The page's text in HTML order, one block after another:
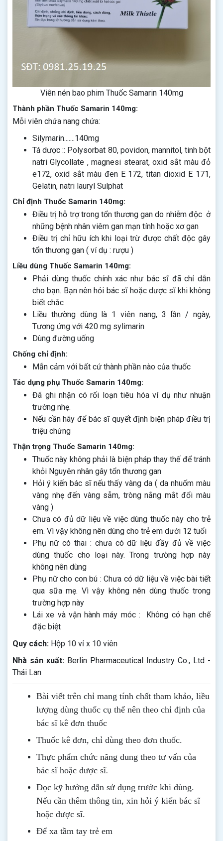
Viên nén bao phim Thuốc Samarin 140mg
Thành phần Thuốc Samarin 140mg:
Mỗi viên chứa nang chứa:
Silymarin.......140mg
Tá dược :: Polysorbat 80, povidon, mannitol, tinh bột
natri Glycollate , magnesi stearat, oxid sắt màu đỏ
e172, oxid sắt màu đen E 172, titan dioxid E 171,
Gelatin, natri lauryl Sulphat
Chỉ định Thuốc Samarin 140mg:
Điều trị hỗ trợ trong tổn thương gan do nhiễm độc ở
những bệnh nhân viêm gan mạn tính hoặc xơ gan
Điều trị chỉ hữu ích khi loại trừ được chất độc gây
tổn thương gan ( ví dụ : rượu )
Liều dùng Thuốc Samarin 140mg:
Phải dùng thuốc chính xác như bác sĩ đã chỉ dẫn
cho bạn. Bạn nên hỏi bác sĩ hoặc dược sĩ khi không
biết chắc
Liều thường dùng là 1 viên nang, 3 lần / ngày,
Tương ứng với 420 mg sylimarin
Dùng đường uống
Chống chỉ định:
Mẫn cảm với bất cứ thành phần nào của thuốc
Tác dụng phụ Thuốc Samarin 140mg:
Đã ghi nhận có rối loạn tiêu hóa ví dụ như nhuận
trường nhẹ.
Nếu cần hãy để bác sĩ quyết định biện pháp điều trị
triệu chứng
Thận trọng Thuốc Samarin 140mg:
Thuốc này không phải là biện pháp thay thế để tránh
khỏi Nguyên nhân gây tổn thương gan
Hỏi ý kiến bác sĩ nếu thấy vàng da ( da nhuốm màu
vàng nhẹ đến vàng sẫm, tròng nắng mắt đổi màu
vàng )
Chưa có đủ dữ liệu về việc dùng thuốc này cho trẻ
em. Vì vậy không nên dùng cho trẻ em dưới 12 tuổi
Phụ nữ có thai : chưa có dữ liệu đầy đủ về việc
dùng thuốc cho loại này. Trong trường hợp này
không nên dùng
Phụ nữ cho con bú : Chưa có dữ liệu về việc bài tiết
qua sữa mẹ. Vì vậy không nên dùng thuốc trong
trường hợp này
Lái xe và vận hành máy móc : Không có hạn chế
đặc biệt
Quy cách: Hộp 10 vỉ x 10 viên
Nhà sản xuất: Berlin Pharmaceutical Industry Co., Ltd -
Thái Lan
Bài viết trên chỉ mang tính chất tham khảo, liều
lượng dùng thuốc cụ thể nên theo chỉ định của
bác sĩ kê đơn thuốc
Thuốc kê đơn, chỉ dùng theo đơn thuốc.
Thực phẩm chức năng dung theo tư vấn của
bác sĩ hoặc dược sĩ.
Đọc kỹ hướng dẫn sử dụng trước khi dùng.
Nếu cần thêm thông tin, xin hỏi ý kiến bác sĩ
hoặc dược sĩ.
Để xa tầm tay trẻ em